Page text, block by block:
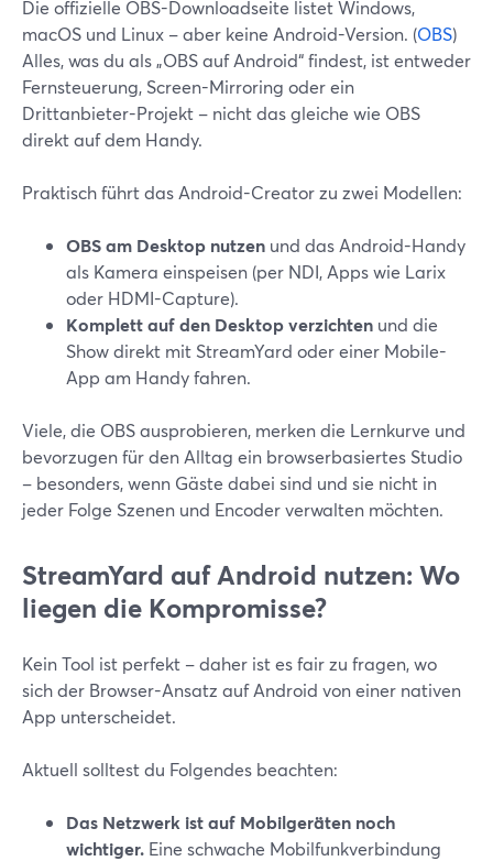
Die offizielle OBS-Downloadseite listet Windows,
macOS und Linux – aber keine Android-Version. (OBS)
Alles, was du als „OBS auf Android“ findest, ist entweder
Fernsteuerung, Screen-Mirroring oder ein
Drittanbieter-Projekt – nicht das gleiche wie OBS
direkt auf dem Handy.
Praktisch führt das Android-Creator zu zwei Modellen:
OBS am Desktop nutzen und das Android-Handy
als Kamera einspeisen (per NDI, Apps wie Larix
oder HDMI-Capture).
Komplett auf den Desktop verzichten und die
Show direkt mit StreamYard oder einer Mobile-
App am Handy fahren.
Viele, die OBS ausprobieren, merken die Lernkurve und
bevorzugen für den Alltag ein browserbasiertes Studio
– besonders, wenn Gäste dabei sind und sie nicht in
jeder Folge Szenen und Encoder verwalten möchten.
StreamYard auf Android nutzen: Wo
liegen die Kompromisse?
Kein Tool ist perfekt – daher ist es fair zu fragen, wo
sich der Browser-Ansatz auf Android von einer nativen
App unterscheidet.
Aktuell solltest du Folgendes beachten:
Das Netzwerk ist auf Mobilgeräten noch
wichtiger. Eine schwache Mobilfunkverbindung